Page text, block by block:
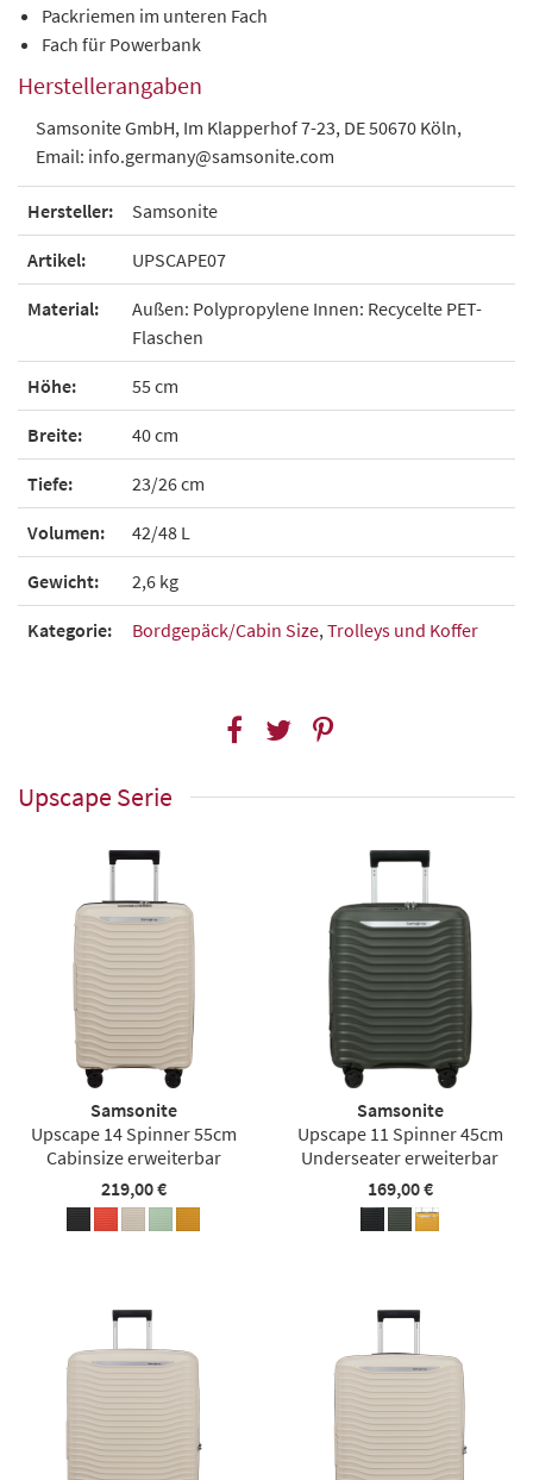
Packriemen im unteren Fach
Fach für Powerbank
Herstellerangaben
Samsonite GmbH, Im Klapperhof 7-23, DE 50670 Köln,
Email: info.germany@samsonite.com
Hersteller: Samsonite
Artikel: UPSCAPE07
Material:
Außen: Polypropylene Innen: Recycelte PET-
Flaschen
Höhe: 55 cm
Breite: 40 cm
Tiefe: 23/26 cm
Volumen: 42/48 L
Gewicht: 2,6 kg
Kategorie: Bordgepäck/Cabin Size, Trolleys und Koffer
Upscape Serie
Samsonite
Upscape 14 Spinner 55cm
Cabinsize erweiterbar
219,00 €
Samsonite
Upscape 11 Spinner 45cm
Underseater erweiterbar
169,00 €